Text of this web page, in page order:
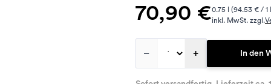
70,90 €0.75 l (94.53 € / 1
inkl. MwSt. zzgl.
– + In den